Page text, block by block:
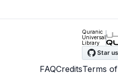
Quranic
Universal
Library
FAQCreditsTerms